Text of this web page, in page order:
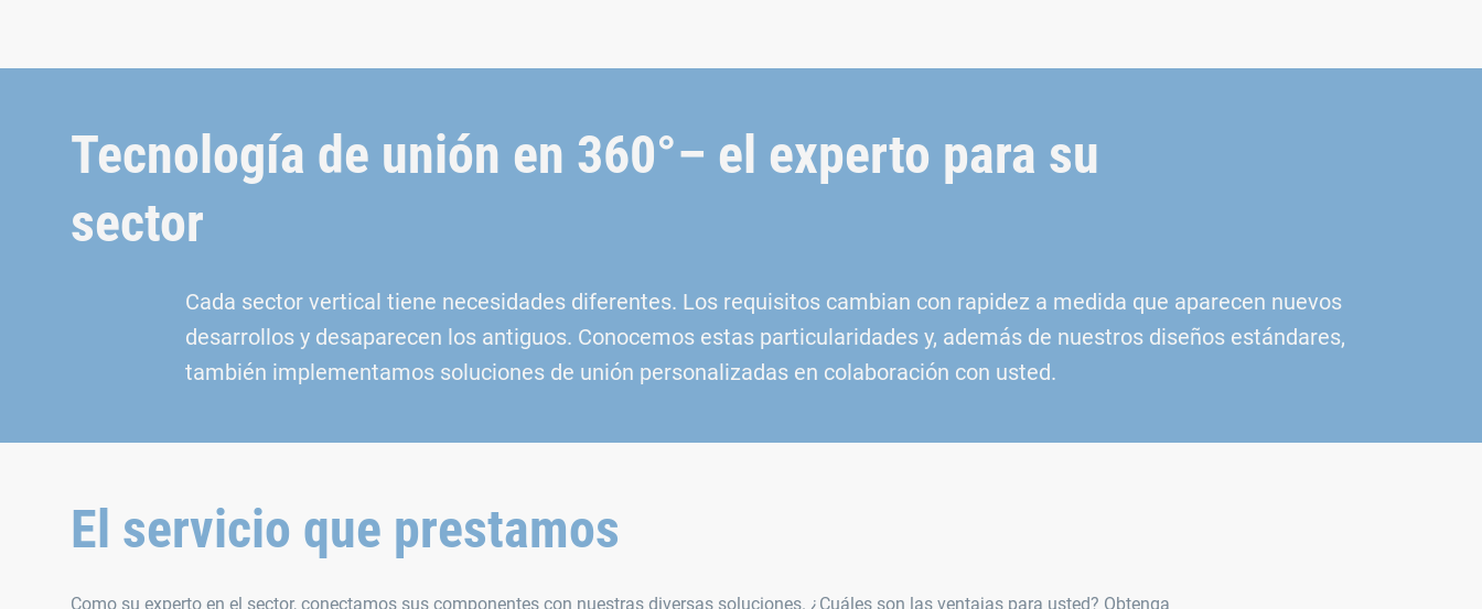
Tecnología de unión en 360°– el experto para su
sector
Cada sector vertical tiene necesidades diferentes. Los requisitos cambian con rapidez a medida que aparecen nuevos
desarrollos y desaparecen los antiguos. Conocemos estas particularidades y, además de nuestros diseños estándares,
también implementamos soluciones de unión personalizadas en colaboración con usted.
El servicio que prestamos
Como su experto en el sector, conectamos sus componentes con nuestras diversas soluciones. ¿Cuáles son las ventajas para usted? Obtenga